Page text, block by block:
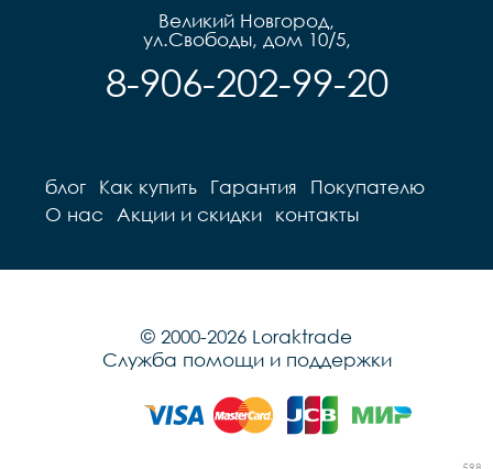
Великий Новгород,
ул.Свободы, дом 10/5,
8-906-202-99-20
блог Как купить Гарантия
Покупателю
О нас
Акции и скидки контакты
© 2000-2026 Loraktrade
Служба помощи и поддержки
598